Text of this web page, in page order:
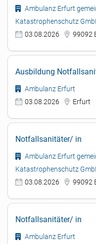
Ambulanz Erfurt
Katastrophenschutz
03.08.2026
99092
Ausbildung
Ambulanz Erfurt
03.08.2026
Erfurt
Notfallsanitäter/ in
Ambulanz Erfurt
Katastrophenschutz
03.08.2026
99092
Notfallsanitäter/ in
Ambulanz Erfurt